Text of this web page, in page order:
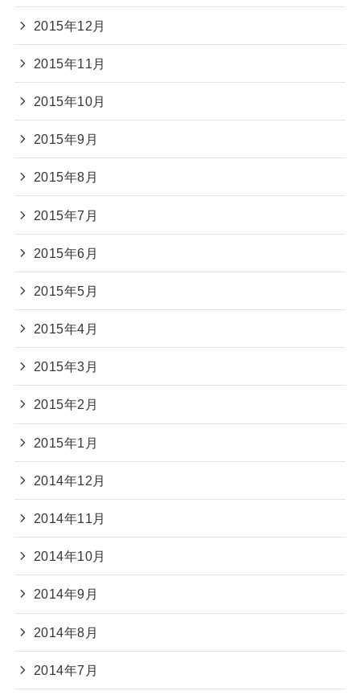
2015年12月
2015年11月
2015年10月
2015年9月
2015年8月
2015年7月
2015年6月
2015年5月
2015年4月
2015年3月
2015年2月
2015年1月
2014年12月
2014年11月
2014年10月
2014年9月
2014年8月
2014年7月